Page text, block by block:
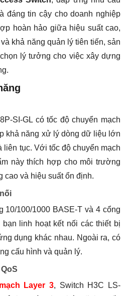
đáng tin cậy cho doanh nghiệp
hoàn hảo giữa hiệu suất cao,
khả năng quản lý tiên tiến, sản
lý tưởng cho việc xây dựng
SI-GL có tốc độ chuyển mạch
khả năng xử lý dòng dữ liệu lớn
liên tục. Với tốc độ chuyển mạch
này thích hợp cho môi trường
cao và hiệu suất ổn định.
10/100/1000 BASE-T và 4 cổng
bạn linh hoạt kết nối các thiết bị
dụng khác nhau. Ngoài ra, có
cấu hình và quản lý.
Layer 3, Switch H3C LS-